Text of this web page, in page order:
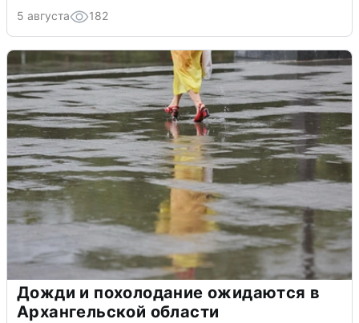
5 августа 182
Дожди и похолодание ожидаются в
Архангельской области